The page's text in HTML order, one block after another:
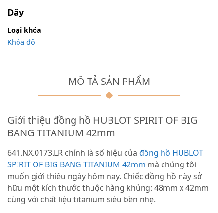
MÔ TẢ SẢN PHẨM
Giới thiệu đồng hồ HUBLOT SPIRIT OF BIG
BANG TITANIUM 42mm
641.NX.0173.LR chính là số hiệu của đồng hồ HUBLOT
SPIRIT OF BIG BANG TITANIUM 42mm mà chúng tôi
muốn giới thiệu ngày hôm nay. Chiếc đồng hồ này sở
hữu một kích thước thuộc hàng khủng: 48mm x 42mm
cùng với chất liệu titanium siêu bền nhẹ.
Dây
Loại khóa
Khóa đôi